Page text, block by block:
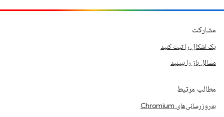
مشارکت
یک اشکال را ثبت کنید
مسائل باز را ببینید
مطالب مرتبط
به‌روزرسانی‌های Chromium